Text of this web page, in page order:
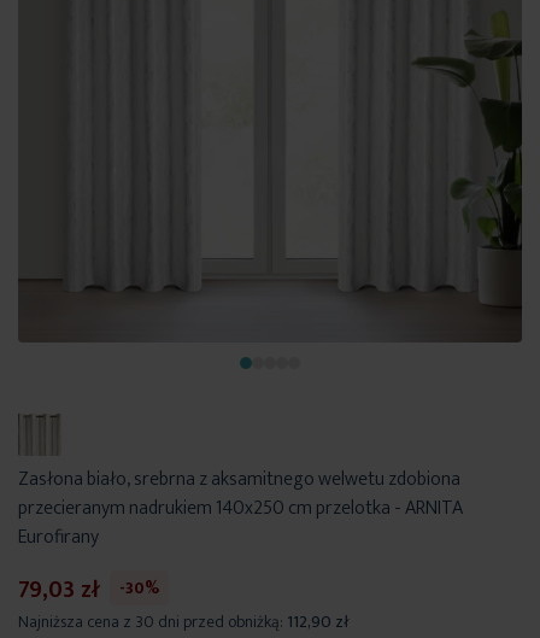
Zasłona biało, srebrna z aksamitnego welwetu zdobiona
przecieranym nadrukiem 140x250 cm przelotka - ARNITA
Eurofirany
79,03 zł
-30%
Najniższa cena z 30 dni przed obniżką: 112,90 zł